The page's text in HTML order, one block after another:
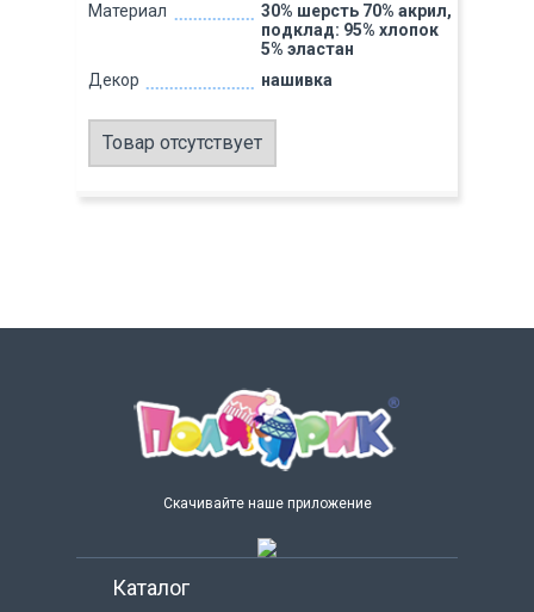
Материал
30% шерсть 70% акрил,
подклад: 95% хлопок
5% эластан
Декор
нашивка
Товар отсутствует
Скачивайте наше приложение
Каталог